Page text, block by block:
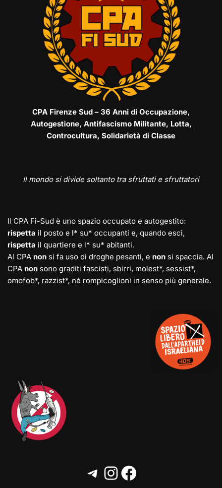
CPA Firenze Sud – 36 Anni di Occupazione,
Autogestione, Antifascismo Militante, Lotta,
Controcultura, Solidarietà di Classe
Il mondo si divide soltanto tra sfruttati e sfruttatori
Il CPA Fi-Sud è uno spazio occupato e autogestito:
rispetta il posto e l* su* occupanti e, quando esci,
rispetta il quartiere e l* su* abitanti.
Al CPA non si fa uso di droghe pesanti, e non si spaccia. Al
CPA non sono graditi fascisti, sbirri, molest*, sessist*,
omofob*, razzist*, né rompicoglioni in senso più generale.